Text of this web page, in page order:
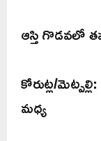
ఆస్తి గొడవలో
కోరుట్ల/
మధ్య